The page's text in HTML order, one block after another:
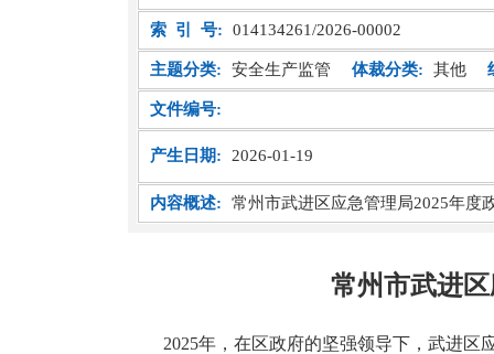
索 引 号: 014134261/2026-00002
主题分类: 安全生产监管 体裁分类: 其他
文件编号:
产生日期: 2026-01-19
内容概述: 常州市武进区应急管理局2025年度
常州市武进
2025年，在区政府的坚强领导下，武进